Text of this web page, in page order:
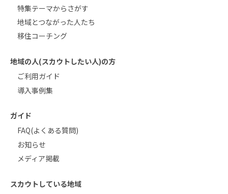
特集テーマからさがす
地域とつながった人たち
移住コーチング
地域の人(スカウトしたい人)の方
ご利用ガイド
導入事例集
ガイド
FAQ(よくある質問)
お知らせ
メディア掲載
スカウトしている地域